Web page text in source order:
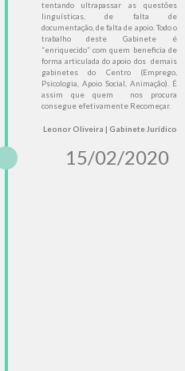
tentando ultrapassar as questões
linguísticas, de falta de
documentação, de falta de apoio. Todo o
trabalho deste Gabinete é
“enriquecido” com quem beneficia de
forma articulada do apoio dos demais
gabinetes do Centro (Emprego,
Psicologia, Apoio Social, Animação). É
assim que quem nos procura
consegue efetivamente Recomeçar.
Leonor Oliveira | Gabinete Jurídico
15/02/2020